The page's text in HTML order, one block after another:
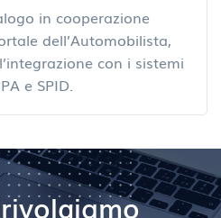
in cooperazione
dell’Automobilista,
con i sistemi
e SPID.